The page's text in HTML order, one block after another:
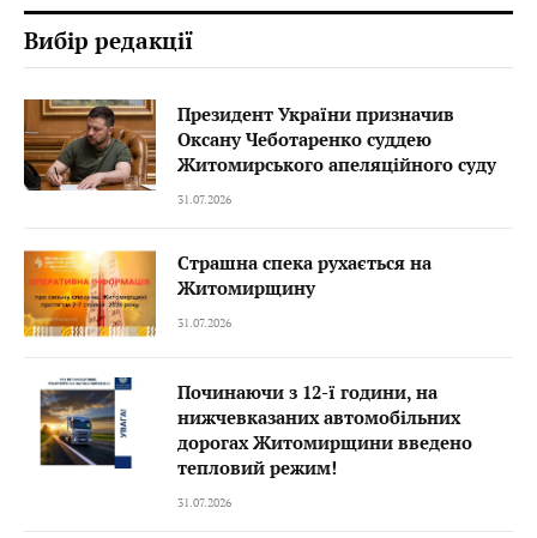
Вибір редакції
Президент України призначив
Оксану Чеботаренко суддею
Житомирського апеляційного суду
31.07.2026
Страшна спека рухається на
Житомирщину
31.07.2026
Починаючи з 12-ї години, на
нижчевказаних автомобільних
дорогах Житомирщини введено
тепловий режим!
31.07.2026